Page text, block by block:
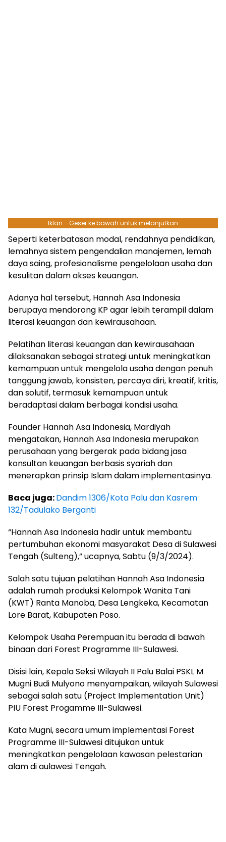
Iklan - Geser ke bawah untuk melanjutkan
Seperti keterbatasan modal, rendahnya pendidikan,
lemahnya sistem pengendalian manajemen, lemah
daya saing, profesionalisme pengelolaan usaha dan
kesulitan dalam akses keuangan.
Adanya hal tersebut, Hannah Asa Indonesia
berupaya mendorong KP agar lebih terampil dalam
literasi keuangan dan kewirausahaan.
Pelatihan literasi keuangan dan kewirausahaan
dilaksanakan sebagai strategi untuk meningkatkan
kemampuan untuk mengelola usaha dengan penuh
tanggung jawab, konsisten, percaya diri, kreatif, kritis,
dan solutif, termasuk kemampuan untuk
beradaptasi dalam berbagai kondisi usaha.
Founder Hannah Asa Indonesia, Mardiyah
mengatakan, Hannah Asa Indonesia merupakan
perusahaan yang bergerak pada bidang jasa
konsultan keuangan berbasis syariah dan
menerapkan prinsip Islam dalam implementasinya.
Baca juga:Dandim 1306/Kota Palu dan Kasrem
132/Tadulako Berganti
“Hannah Asa Indonesia hadir untuk membantu
pertumbuhan ekonomi masyarakat Desa di Sulawesi
Tengah (Sulteng),” ucapnya, Sabtu (9/3/2024).
Salah satu tujuan pelatihan Hannah Asa Indonesia
adalah rumah produksi Kelompok Wanita Tani
(KWT) Ranta Manoba, Desa Lengkeka, Kecamatan
Lore Barat, Kabupaten Poso.
Kelompok Usaha Perempuan itu berada di bawah
binaan dari Forest Programme III-Sulawesi.
Disisi lain, Kepala Seksi Wilayah II Palu Balai PSKL M
Mugni Budi Mulyono menyampaikan, wilayah Sulawesi
sebagai salah satu (Project Implementation Unit)
PIU Forest Progamme III-Sulawesi.
Kata Mugni, secara umum implementasi Forest
Programme III-Sulawesi ditujukan untuk
meningkatkan pengelolaan kawasan pelestarian
alam di aulawesi Tengah.